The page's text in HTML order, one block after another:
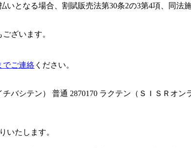
となる場合、割賦販売法第30条2の3第4項、同法
ざいます。
でご連絡 ください。
バシテン） 普通 2870170 ラクテン（ＳＩＳＲオン
いたします。